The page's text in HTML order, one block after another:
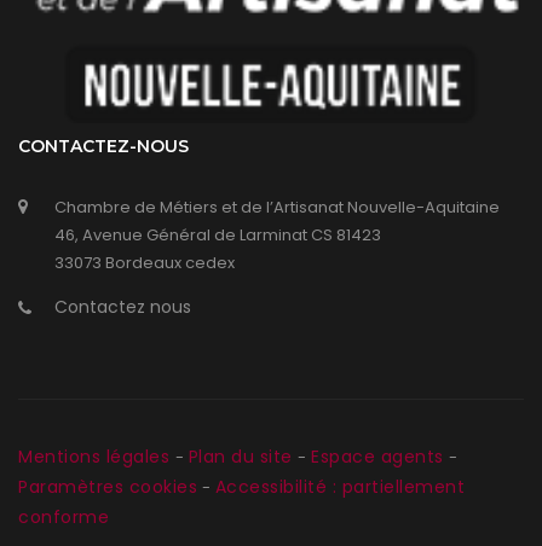
CONTACTEZ-NOUS
Chambre de Métiers et de l’Artisanat Nouvelle-Aquitaine
46, Avenue Général de Larminat CS 81423
33073 Bordeaux cedex
Contactez nous
Mentions légales - Plan du site - Espace agents -
Paramètres cookies - Accessibilité : partiellement
conforme